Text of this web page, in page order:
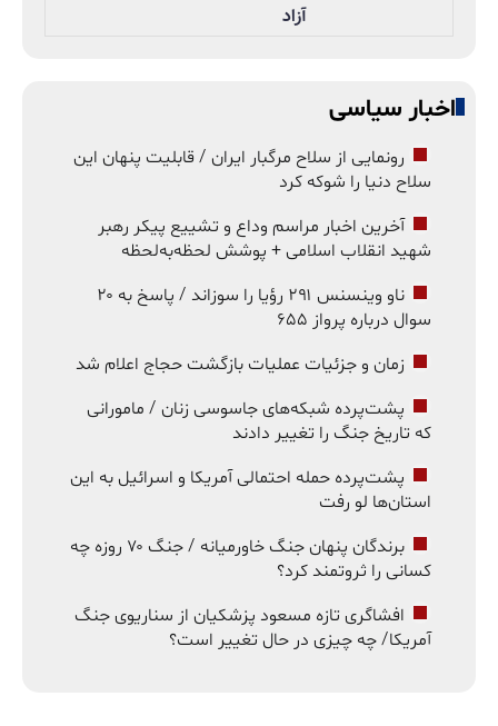
آزاد
اخبار سیاسی
رونمایی از سلاح مرگبار ایران / قابلیت پنهان این
سلاح دنیا را شوکه کرد
آخرین اخبار مراسم وداع و تشییع پیکر رهبر
شهید انقلاب اسلامی + پوشش لحظه‌به‌لحظه
ناو وینسنس ۲۹۱ رؤیا را سوزاند / پاسخ به ۲۰
سوال درباره پرواز ۶۵۵
زمان و جزئیات عملیات بازگشت حجاج اعلام شد
پشت‌پرده شبکه‌های جاسوسی زنان / مامورانی
که تاریخ جنگ را تغییر دادند
پشت‌پرده حمله احتمالی آمریکا و اسرائیل به این
استان‌ها لو رفت
برندگان پنهان جنگ خاورمیانه / جنگ ۷۰ روزه چه
کسانی را ثروتمند کرد؟
افشاگری تازه مسعود پزشکیان از سناریوی جنگ
آمریکا/ چه چیزی در حال تغییر است؟